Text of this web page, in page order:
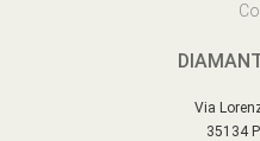
Via
35134